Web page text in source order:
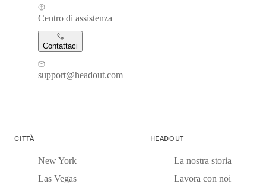
Centro di assistenza
Contattaci
support@headout.com
CITTÀ
New York
Las Vegas
HEADOUT
La nostra storia
Lavora con noi